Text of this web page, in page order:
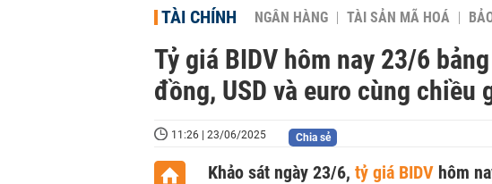
TÀI CHÍNH NGÂN HÀNG TÀI SẢN MÃ HOÁ
Tỷ giá BIDV hôm nay 23/6
đồng, USD và euro cùng chiều
11:26 | 23/06/2025 Chia sẻ
Khảo sát ngày 23/6, tỷ giá BIDV hôm